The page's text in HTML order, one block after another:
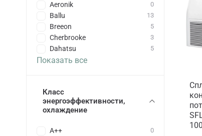
Aeronik 0
Ballu 13
Breeon 5
Cherbrooke 3
Dahatsu 5
Показать все
Класс
энергоэффективности,
охлаждение
A++ 0